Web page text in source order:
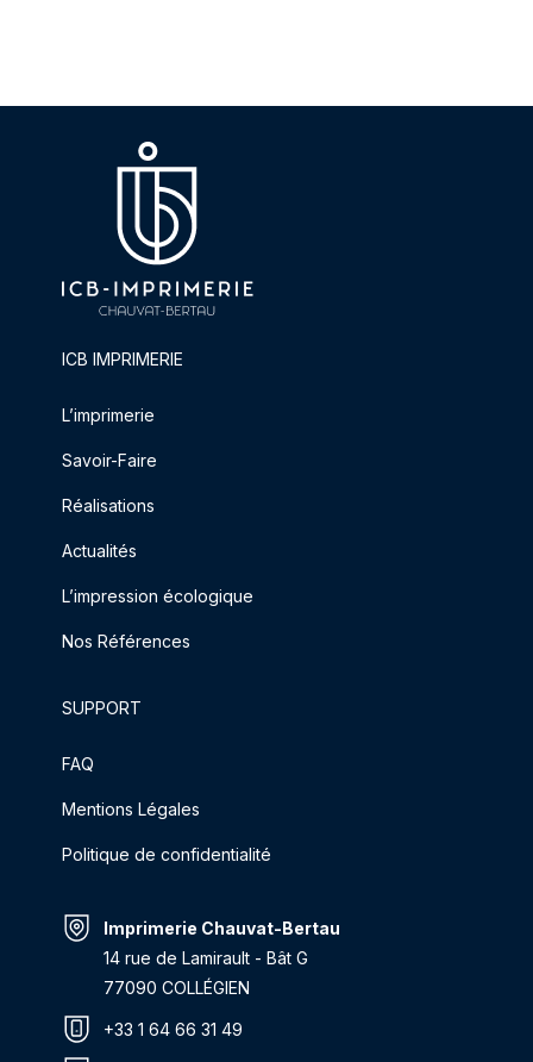
ICB IMPRIMERIE
L’imprimerie
Savoir-Faire
Réalisations
Actualités
L’impression écologique
Nos Références
SUPPORT
FAQ
Mentions Légales
Politique de confidentialité
Imprimerie Chauvat-Bertau
14 rue de Lamirault - Bât G
77090 COLLÉGIEN
+33 1 64 66 31 49